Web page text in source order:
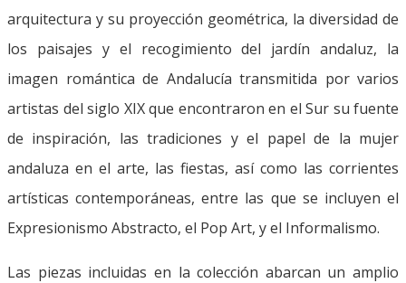
arquitectura y su proyección geométrica, la diversidad de
los paisajes y el recogimiento del jardín andaluz, la
imagen romántica de Andalucía transmitida por varios
artistas del siglo XIX que encontraron en el Sur su fuente
de inspiración, las tradiciones y el papel de la mujer
andaluza en el arte, las fiestas, así como las corrientes
artísticas contemporáneas, entre las que se incluyen el
Expresionismo Abstracto, el Pop Art, y el Informalismo.
Las piezas incluidas en la colección abarcan un amplio